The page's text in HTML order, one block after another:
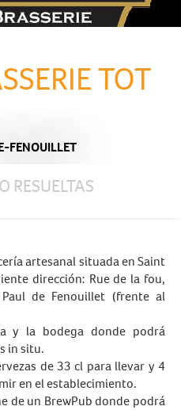
TOT
FENOUILLET
RESUELTAS
artesanal situada en Saint
dirección: Rue de la fou,
de Fenouillet (frente al
y la bodega donde podrá
in situ.
de 33 cl para llevar y 4
en el establecimiento.
de un BrewPub donde podrá